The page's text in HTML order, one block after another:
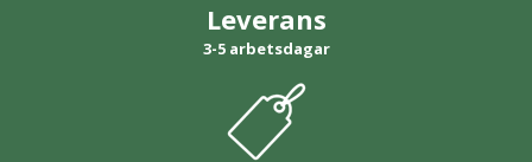
Leverans
3-5 arbetsdagar